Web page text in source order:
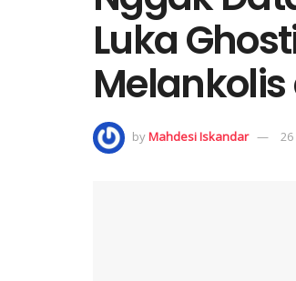
Luka
Melankolis
byMahdesi Iskandar